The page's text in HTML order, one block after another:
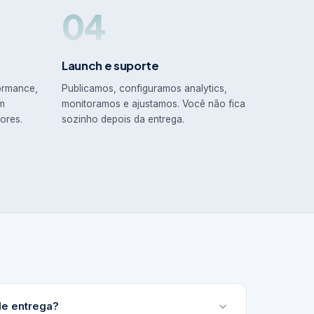
04
Launch e suporte
Publicamos, configuramos analytics,
monitoramos e ajustamos. Você não fica
sozinho depois da entrega.
entrega?